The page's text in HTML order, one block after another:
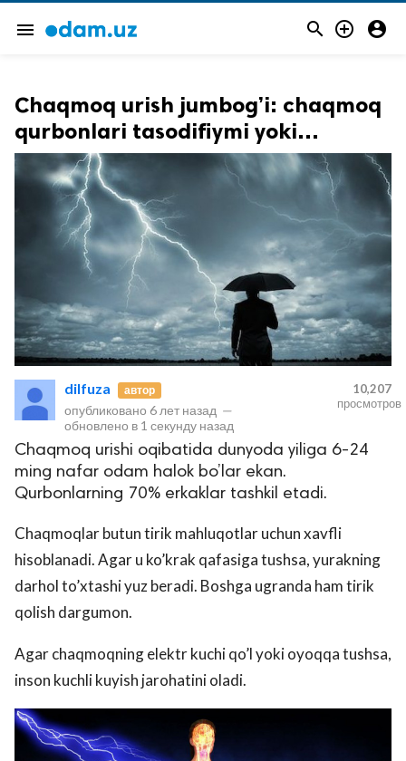
menu   
Chaqmoq urish jumbog’i: chaqmoq
qurbonlari tasodifiymi yoki…
dilfuza автор
опубликовано 6 лет назад —
обновлено в 1 секунду назад
10,207
просмотров
Chaqmoq urishi oqibatida dunyoda yiliga 6-24
ming nafar odam halok bo’lar ekan.
Qurbonlarning 70% erkaklar tashkil etadi.
Chaqmoqlar butun tirik mahluqotlar uchun xavfli
hisoblanadi. Agar u ko’krak qafasiga tushsa, yurakning
darhol to’xtashi yuz beradi. Boshga ugranda ham tirik
qolish dargumon.
Agar chaqmoqning elektr kuchi qo’l yoki oyoqqa tushsa,
inson kuchli kuyish jarohatini oladi.